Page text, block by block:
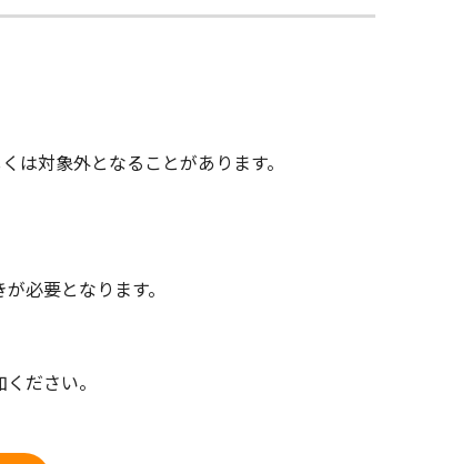
は対象外となることがあります。
必要となります。
ださい。